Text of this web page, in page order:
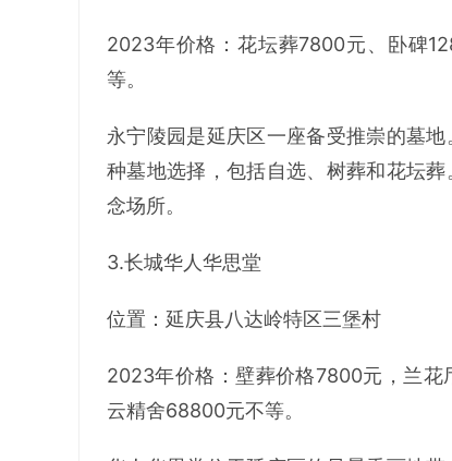
2023年价格：花坛葬7800元、卧碑
等。
永宁陵园是延庆区一座备受推崇的墓
种墓地选择，包括自选、树葬和花坛
念场所。
3.长城华人华思堂
位置：延庆县八达岭特区三堡村
2023年价格：壁葬价格7800元，兰
云精舍68800元不等。